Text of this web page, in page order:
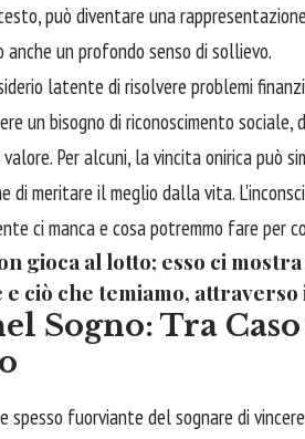
può diventare una
un profondo senso di sollievo.
latente di risolvere problemi
un bisogno di riconoscimento sociale,
Per alcuni, la vincita onirica può
di meritare il meglio dalla vita.
ci manca e cosa potremmo fare per
gioca al lotto; esso ci
ciò che temiamo,
Sogno: Tra
spesso fuorviante del sognare di